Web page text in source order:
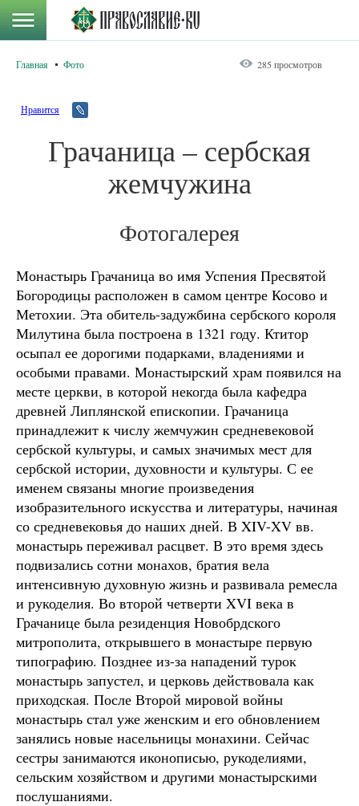
Главная Фото 285 просмотров
Нравится
Грачаница – сербская
жемчужина
Фотогалерея
Монастырь Грачаница во имя Успения Пресвятой
Богородицы расположен в самом центре Косово и
Метохии. Эта обитель-задужбина сербского короля
Милутина была построена в 1321 году. Ктитор
осыпал ее дорогими подарками, владениями и
особыми правами. Монастырский храм появился на
месте церкви, в которой некогда была кафедра
древней Липлянской епископии. Грачаница
принадлежит к числу жемчужин средневековой
сербской культуры, и самых значимых мест для
сербской истории, духовности и культуры. С ее
именем связаны многие произведения
изобразительного искусства и литературы, начиная
со средневековья до наших дней. В XIV-XV вв.
монастырь переживал расцвет. В это время здесь
подвизались сотни монахов, братия вела
интенсивную духовную жизнь и развивала ремесла
и рукоделия. Во второй четверти XVI века в
Грачанице была резиденция Новобрдского
митрополита, открывшего в монастыре первую
типографию. Позднее из-за нападений турок
монастырь запустел, и церковь действовала как
приходская. После Второй мировой войны
монастырь стал уже женским и его обновлением
занялись новые насельницы монахини. Сейчас
сестры занимаются иконописью, рукоделиями,
сельским хозяйством и другими монастырскими
послушаниями.